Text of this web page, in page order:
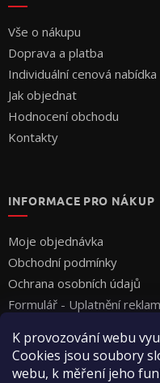
K provozování webu
Cookies jsou soubory
webu, k měření jeho
Vše o nákupu
Doprava a platba
Individuální cenová nabídka
Jak objednat
Hodnocení obchodu
Kontakty
INFORMACE PRO NÁKUP
Moje objednávka
Obchodní podmínky
Ochrana osobních údajů
Formulář - Uplatnění